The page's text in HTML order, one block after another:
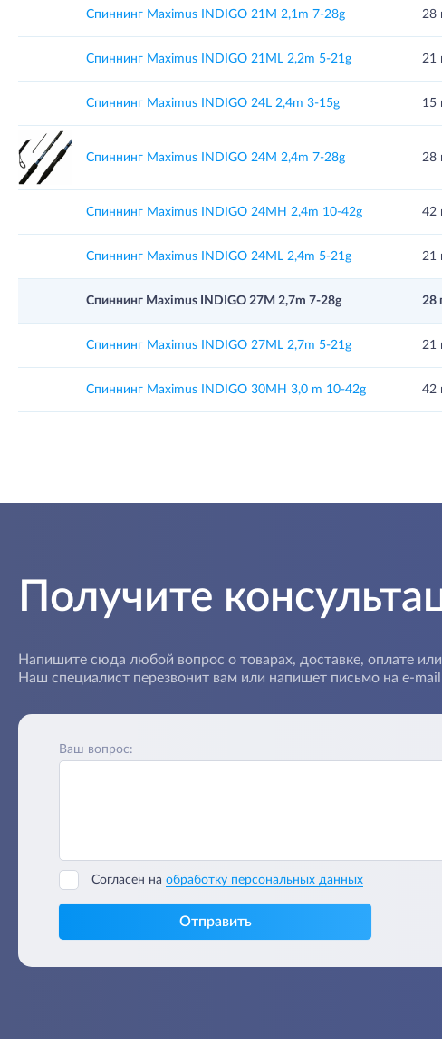
Спиннинг Maximus INDIGO 21M 2,1m 7-28g 28
Спиннинг Maximus INDIGO 21ML 2,2m 5-21g 21
Спиннинг Maximus INDIGO 24L 2,4m 3-15g 15
Спиннинг Maximus INDIGO 24M 2,4m 7-28g 28
Спиннинг Maximus INDIGO 24MH 2,4m 10-42g 42
Спиннинг Maximus INDIGO 24ML 2,4m 5-21g 21
Спиннинг Maximus INDIGO 27M 2,7m 7-28g 28
Спиннинг Maximus INDIGO 27ML 2,7m 5-21g 21
Спиннинг Maximus INDIGO 30MH 3,0 m 10-42g 42
Получите
Напишите сюда любой вопрос о товарах, доставке, оплате или
Наш специалист перезвонит вам или напишет письмо на e-
Ваш вопрос:
Согласен на обработку персональных данных
Отправить